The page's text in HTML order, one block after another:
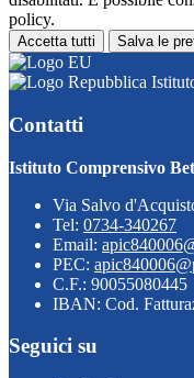
policy.
Accetta tutti Salva le
Contatti
Istituto Comprensivo
Via Salvo
Tel: 0734-340267
Email:
PEC:
C.F.: 90055080445
IBAN: Cod.
Seguici su